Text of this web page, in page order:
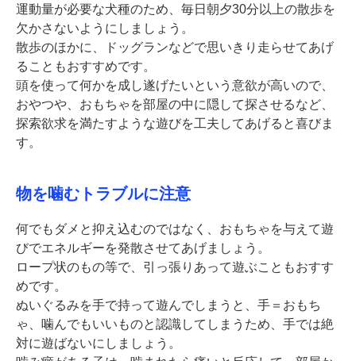
運動量が必要な犬種のため、毎⽇朝⼣30分以上の散歩を
⽋かさないようにしましょう。
散歩のほかに、ドッグランなどで思いきり走らせてあげ
ることもおすすめです。
頭を使って何かを成し遂げたいという意欲が高いので、
おやつや、おもちゃを部屋の中に隠して探させるなど、
探索欲求を満たすような遊びを工夫してあげると喜びま
す。
物を噛むトラブルに注意
何でもダメと抑え込むのではなく、おもちゃを与えて遊
びでエネルギーを発散させてあげましょう。
ロープ状のもの等で、引っ張りあって遊ぶこともおすす
めです。
ぬいぐるみを手で持って遊んでしまうと、手＝おもち
ゃ、噛んでもいいものと認識してしまうため、手では絶
対に遊ばないにしましょう。